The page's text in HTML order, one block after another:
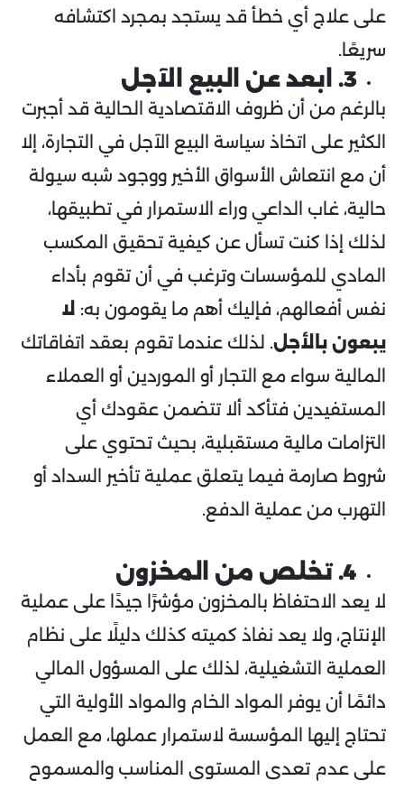
على علاج أي خطأ قد يستجد بمجرد اكتشافه
سريعًا.
3. ابعد عن البيع الآجل
بالرغم من أن ظروف الاقتصادية الحالية قد أجبرت
الكثير على اتخاذ سياسة البيع الآجل في التجارة، إلا
أن مع انتعاش الأسواق الأخير ووجود شبه سيولة
حالية، غاب الداعي وراء الاستمرار في تطبيقها،
لذلك إذا كنت تسأل عن كيفية تحقيق المكسب
المادي للمؤسسات وترغب في أن تقوم بأداء
نفس أفعالهم، فإليك أهم ما يقومون به: لا
يبعون بالأجل. لذلك عندما تقوم بعقد اتفاقاتك
المالية سواء مع التجار أو الموردين أو العملاء
المستفيدين فتأكد ألا تتضمن عقودك أي
التزامات مالية مستقبلية، بحيث تحتوي على
شروط صارمة فيما يتعلق عملية تأخير السداد أو
التهرب من عملية الدفع.
4. تخلص من المخزون
لا يعد الاحتفاظ بالمخزون مؤشرًا جيدًا على عملية
الإنتاج، ولا يعد نفاذ كميته كذلك دليلًا على نظام
العملية التشغيلية، لذلك على المسؤول المالي
دائمًا أن يوفر المواد الخام والمواد الأولية التي
تحتاج إليها المؤسسة لاستمرار عملها، مع العمل
على عدم تعدى المستوى المناسب والمسموح